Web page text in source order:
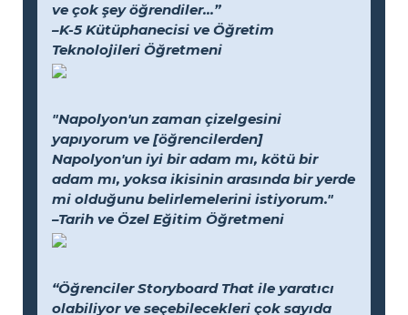
ve çok şey öğrendiler...”
–K-5 Kütüphanecisi ve Öğretim
Teknolojileri Öğretmeni
"Napolyon'un zaman çizelgesini
yapıyorum ve [öğrencilerden]
Napolyon'un iyi bir adam mı, kötü bir
adam mı, yoksa ikisinin arasında bir yerde
mi olduğunu belirlemelerini istiyorum."
–Tarih ve Özel Eğitim Öğretmeni
“Öğrenciler Storyboard That ile yaratıcı
olabiliyor ve seçebilecekleri çok sayıda